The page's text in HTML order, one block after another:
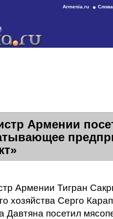
Armenia.ru
Армении
Армении Тигран
хозяйства Серго
Давтяна посетил